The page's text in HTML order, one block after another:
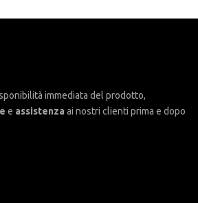
immediata del prodotto,
e assistenza ai nostri clienti prima e dopo